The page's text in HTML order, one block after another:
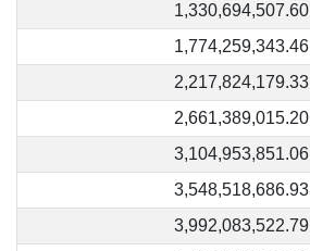
1,330,694,507.60
1,774,259,343.46
2,217,824,179.33
2,661,389,015.20
3,104,953,851.06
3,548,518,686.93
3,992,083,522.79